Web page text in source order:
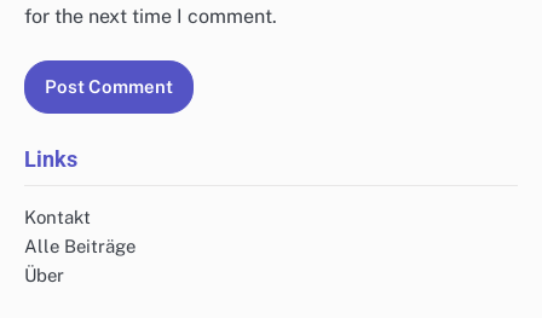
for the next time I comment.
Links
Kontakt
Alle Beiträge
Über